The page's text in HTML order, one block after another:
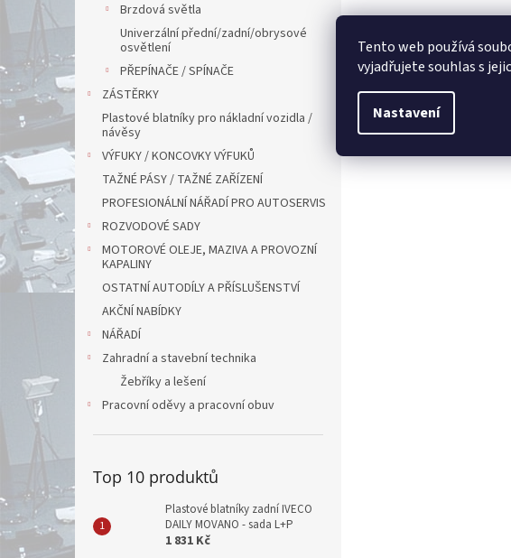
Tento web používá
vyjadřujete souhlas s
Nastavení
Brzdová světla
Univerzální přední/zadní/obrysové
osvětlení
PŘEPÍNAČE / SPÍNAČE
ZÁSTĚRKY
Plastové blatníky pro nákladní vozidla /
návěsy
VÝFUKY / KONCOVKY VÝFUKŮ
TAŽNÉ PÁSY / TAŽNÉ ZAŘÍZENÍ
PROFESIONÁLNÍ NÁŘADÍ PRO AUTOSERVIS
ROZVODOVÉ SADY
MOTOROVÉ OLEJE, MAZIVA A PROVOZNÍ
KAPALINY
OSTATNÍ AUTODÍLY A PŘÍSLUŠENSTVÍ
AKČNÍ NABÍDKY
NÁŘADÍ
Zahradní a stavební technika
Žebříky a lešení
Pracovní oděvy a pracovní obuv
Top 10 produktů
Plastové blatníky zadní IVECO
DAILY MOVANO - sada L+P
1 831 Kč